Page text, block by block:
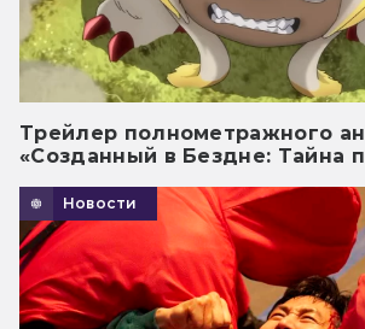
Трейлер полнометражного
«Созданный в Бездне: Тайна
Новости